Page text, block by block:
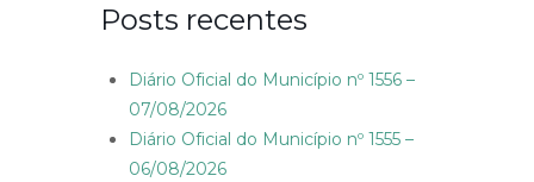
Posts recentes
Diário Oficial do Município nº 1556 –
07/08/2026
Diário Oficial do Município nº 1555 –
06/08/2026